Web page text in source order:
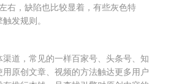
右，缺陷也比较显着，有些灰色特
发规则。
道，常见的一样百家号、头条号、知
原创文章、视频的方法触达更多用户